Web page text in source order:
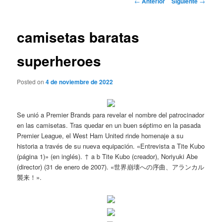
camisetas baratas
superheroes
Posted on4 de noviembre de 2022
Se unió a Premier Brands para revelar el nombre del patrocinador
en las camisetas. Tras quedar en un buen séptimo en la pasada
Premier League, el West Ham United rinde homenaje a su
historia a través de su nueva equipación. «Entrevista a Tite Kubo
(página 1)» (en inglés). ↑ a b Tite Kubo (creador), Noriyuki Abe
(director) (31 de enero de 2007). «世界崩壊への序曲、アランカル
襲来！».